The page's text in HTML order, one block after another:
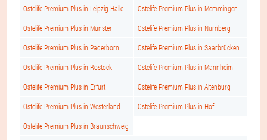
Ostelife Premium Plus in Leipzig Halle Ostelife Premium Plus in Memmingen
Ostelife Premium Plus in Münster Ostelife Premium Plus in Nürnberg
Ostelife Premium Plus in Paderborn Ostelife Premium Plus in Saarbrücken
Ostelife Premium Plus in Rostock Ostelife Premium Plus in Mannheim
Ostelife Premium Plus in Erfurt Ostelife Premium Plus in Altenburg
Ostelife Premium Plus in Westerland Ostelife Premium Plus in Hof
Ostelife Premium Plus in Braunschweig